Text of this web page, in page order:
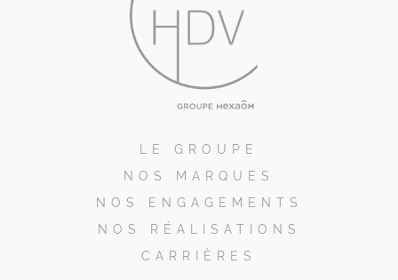
LE GROUPE
NOS MARQUES
NOS ENGAGEMENTS
NOS RÉALISATIONS
CARRIÈRES